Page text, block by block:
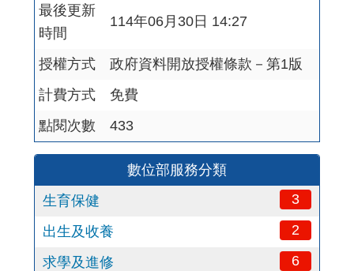
數位部服務分類
生育保健
3
出生及收養 2
求學及進修 6
最後更新
時間
114年06月30日 14:27
授權方式
政府資料開放授權條款－第1版
計費方式
免費
點閱次數
433